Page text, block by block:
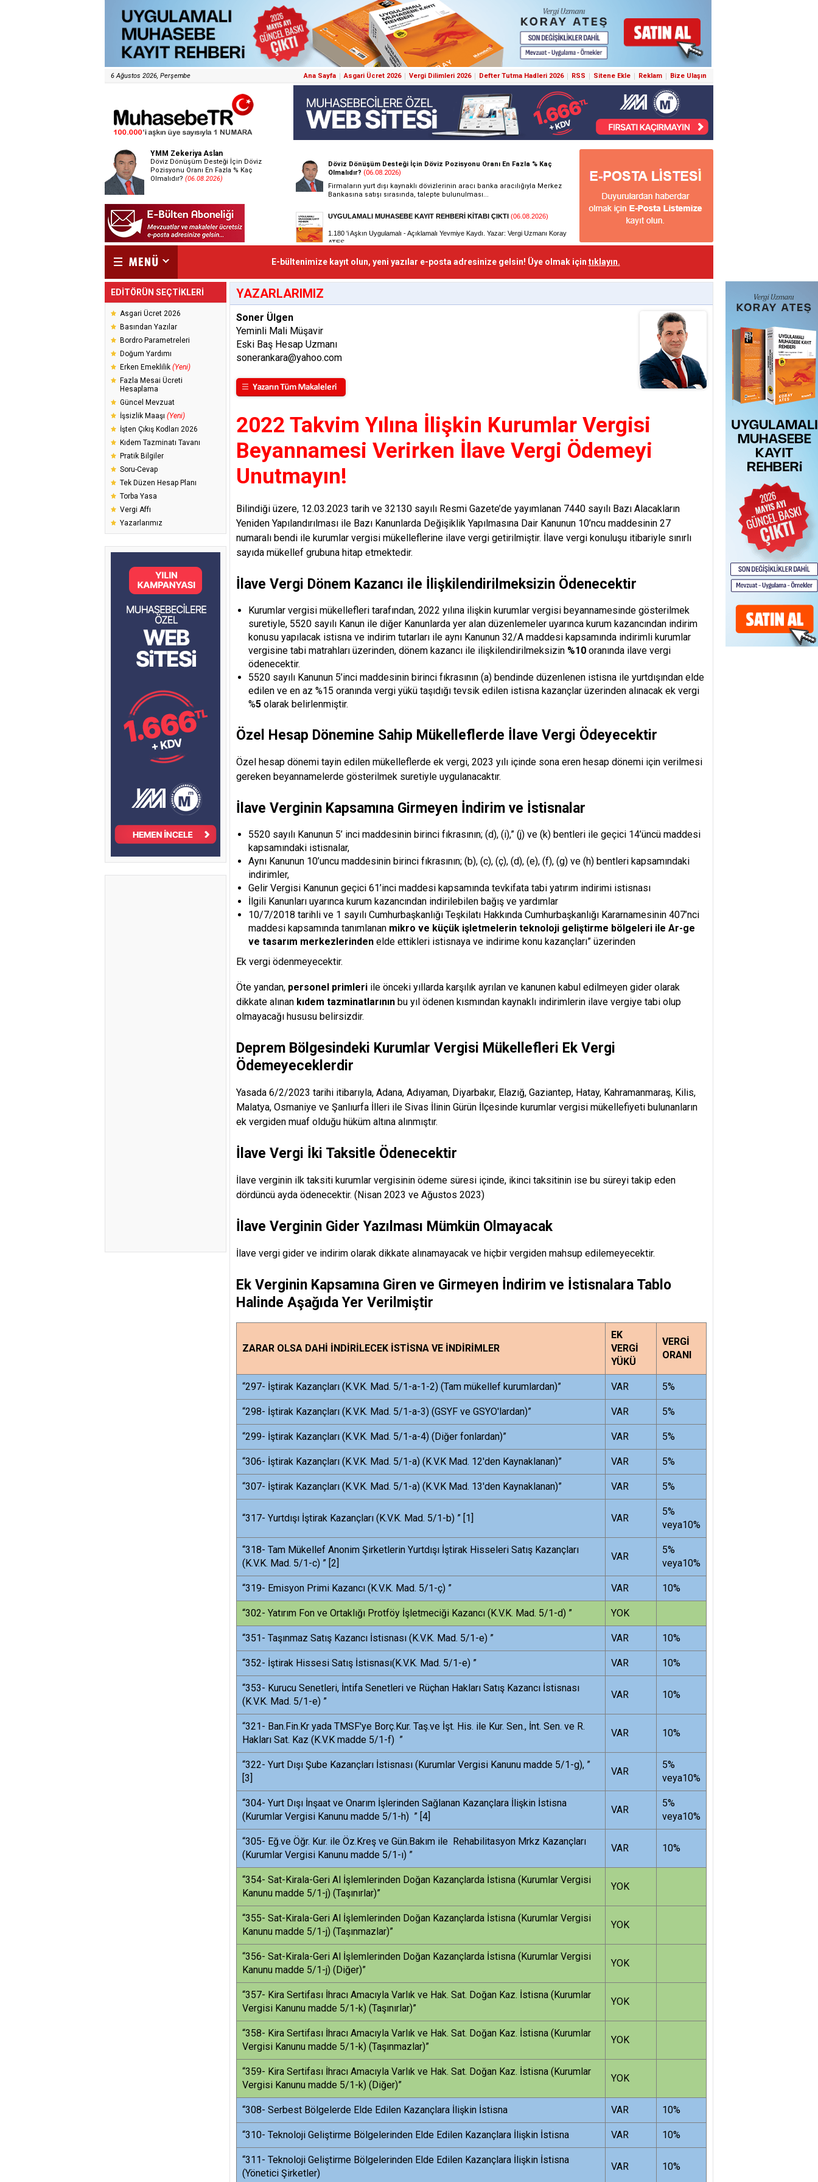
6 Ağustos 2026, Perşembe Ana Sayfa Asgari Ücret 2026 Vergi Dilimleri 2026 Defter Tutma Hadleri 2026 RSS Sitene Ekle Reklam Bize Ulaşın
YMM Zekeriya Aslan
Döviz Dönüşüm Desteği İçin Döviz
Pozisyonu Oranı En Fazla % Kaç
Olmalıdır? (06.08.2026)
E-bültenimize kayıt olun, yeni yazılar e-posta adresinize gelsin! Üye olmak için tıklayın.
EDİTÖRÜN SEÇTİKLERİ
Asgari Ücret 2026
Basından Yazılar
Bordro Parametreleri
Doğum Yardımı
Erken Emeklilik (Yeni)
Fazla Mesai Ücreti
Hesaplama
Güncel Mevzuat
İşsizlik Maaşı (Yeni)
İşten Çıkış Kodları 2026
Kıdem Tazminatı Tavanı
Pratik Bilgiler
Soru-Cevap
Tek Düzen Hesap Planı
Torba Yasa
Vergi Affı
Yazarlarımız
YAZARLARIMIZ
Soner Ülgen
Yeminli Mali Müşavir
Eski Baş Hesap Uzmanı
sonerankara@yahoo.com
2022 Takvim Yılına İlişkin Kurumlar Vergisi
Beyannamesi Verirken İlave Vergi Ödemeyi
Unutmayın!
Bilindiği üzere, 12.03.2023 tarih ve 32130 sayılı Resmi Gazete’de yayımlanan 7440 sayılı Bazı Alacakların
Yeniden Yapılandırılması ile Bazı Kanunlarda Değişiklik Yapılmasına Dair Kanunun 10’ncu maddesinin 27
numaralı bendi ile kurumlar vergisi mükelleflerine ilave vergi getirilmiştir. İlave vergi konuluşu itibariyle sınırlı
sayıda mükellef grubuna hitap etmektedir.
İlave Vergi Dönem Kazancı ile İlişkilendirilmeksizin Ödenecektir
Kurumlar vergisi mükellefleri tarafından, 2022 yılına ilişkin kurumlar vergisi beyannamesinde gösterilmek
suretiyle, 5520 sayılı Kanun ile diğer Kanunlarda yer alan düzenlemeler uyarınca kurum kazancından indirim
konusu yapılacak istisna ve indirim tutarları ile aynı Kanunun 32/A maddesi kapsamında indirimli kurumlar
vergisine tabi matrahları üzerinden, dönem kazancı ile ilişkilendirilmeksizin %10 oranında ilave vergi
ödenecektir.
5520 sayılı Kanunun 5’inci maddesinin birinci fıkrasının (a) bendinde düzenlenen istisna ile yurtdışından elde
edilen ve en az %15 oranında vergi yükü taşıdığı tevsik edilen istisna kazançlar üzerinden alınacak ek vergi
%5 olarak belirlenmiştir.
Özel Hesap Dönemine Sahip Mükelleflerde İlave Vergi Ödeyecektir
Özel hesap dönemi tayin edilen mükelleflerde ek vergi, 2023 yılı içinde sona eren hesap dönemi için verilmesi
gereken beyannamelerde gösterilmek suretiyle uygulanacaktır.
İlave Verginin Kapsamına Girmeyen İndirim ve İstisnalar
5520 sayılı Kanunun 5’ inci maddesinin birinci fıkrasının; (d), (i),” (j) ve (k) bentleri ile geçici 14’üncü maddesi
kapsamındaki istisnalar,
Aynı Kanunun 10’uncu maddesinin birinci fıkrasının; (b), (c), (ç), (d), (e), (f), (g) ve (h) bentleri kapsamındaki
indirimler,
Gelir Vergisi Kanunun geçici 61’inci maddesi kapsamında tevkifata tabi yatırım indirimi istisnası
İlgili Kanunları uyarınca kurum kazancından indirilebilen bağış ve yardımlar
10/7/2018 tarihli ve 1 sayılı Cumhurbaşkanlığı Teşkilatı Hakkında Cumhurbaşkanlığı Kararnamesinin 407’nci
maddesi kapsamında tanımlanan mikro ve küçük işletmelerin teknoloji geliştirme bölgeleri ile Ar-ge
ve tasarım merkezlerinden elde ettikleri istisnaya ve indirime konu kazançları” üzerinden
Ek vergi ödenmeyecektir.
Öte yandan, personel primleri ile önceki yıllarda karşılık ayrılan ve kanunen kabul edilmeyen gider olarak
dikkate alınan kıdem tazminatlarının bu yıl ödenen kısmından kaynaklı indirimlerin ilave vergiye tabi olup
olmayacağı hususu belirsizdir.
Deprem Bölgesindeki Kurumlar Vergisi Mükellefleri Ek Vergi
Ödemeyeceklerdir
Yasada 6/2/2023 tarihi itibarıyla, Adana, Adıyaman, Diyarbakır, Elazığ, Gaziantep, Hatay, Kahramanmaraş, Kilis,
Malatya, Osmaniye ve Şanlıurfa İlleri ile Sivas İlinin Gürün İlçesinde kurumlar vergisi mükellefiyeti bulunanların
ek vergiden muaf olduğu hüküm altına alınmıştır.
İlave Vergi İki Taksitle Ödenecektir
İlave verginin ilk taksiti kurumlar vergisinin ödeme süresi içinde, ikinci taksitinin ise bu süreyi takip eden
dördüncü ayda ödenecektir. (Nisan 2023 ve Ağustos 2023)
İlave Verginin Gider Yazılması Mümkün Olmayacak
İlave vergi gider ve indirim olarak dikkate alınamayacak ve hiçbir vergiden mahsup edilemeyecektir.
Ek Verginin Kapsamına Giren ve Girmeyen İndirim ve İstisnalara Tablo
Halinde Aşağıda Yer Verilmiştir
ZARAR OLSA DAHİ İNDİRİLECEK İSTİSNA VE İNDİRİMLER
EK
VERGİ
YÜKÜ
VERGİ
ORANI
“297- İştirak Kazançları (K.V.K. Mad. 5/1-a-1-2) (Tam mükellef kurumlardan)” VAR 5%
“298- İştirak Kazançları (K.V.K. Mad. 5/1-a-3) (GSYF ve GSYO'lardan)” VAR 5%
“299- İştirak Kazançları (K.V.K. Mad. 5/1-a-4) (Diğer fonlardan)” VAR 5%
“306- İştirak Kazançları (K.V.K. Mad. 5/1-a) (K.V.K Mad. 12'den Kaynaklanan)” VAR 5%
“307- İştirak Kazançları (K.V.K. Mad. 5/1-a) (K.V.K Mad. 13'den Kaynaklanan)” VAR 5%
“317- Yurtdışı İştirak Kazançları (K.V.K. Mad. 5/1-b) ” [1] VAR
5%
veya10%
“318- Tam Mükellef Anonim Şirketlerin Yurtdışı İştirak Hisseleri Satış Kazançları
(K.V.K. Mad. 5/1-c) ” [2]
VAR
5%
veya10%
“319- Emisyon Primi Kazancı (K.V.K. Mad. 5/1-ç) ” VAR 10%
“302- Yatırım Fon ve Ortaklığı Protföy İşletmeciği Kazancı (K.V.K. Mad. 5/1-d) ” YOK
“351- Taşınmaz Satış Kazancı İstisnası (K.V.K. Mad. 5/1-e) ” VAR 10%
“352- İştirak Hissesi Satış İstisnası(K.V.K. Mad. 5/1-e) ” VAR 10%
“353- Kurucu Senetleri, İntifa Senetleri ve Rüçhan Hakları Satış Kazancı İstisnası
(K.V.K. Mad. 5/1-e) ”
VAR 10%
“321- Ban.Fin.Kr yada TMSF'ye Borç.Kur. Taş.ve İşt. His. ile Kur. Sen., İnt. Sen. ve R.
Hakları Sat. Kaz (K.V.K madde 5/1-f) ”
VAR 10%
“322- Yurt Dışı Şube Kazançları İstisnası (Kurumlar Vergisi Kanunu madde 5/1-g), ”
[3]
VAR
5%
veya10%
“304- Yurt Dışı İnşaat ve Onarım İşlerinden Sağlanan Kazançlara İlişkin İstisna
(Kurumlar Vergisi Kanunu madde 5/1-h) ” [4]
VAR
5%
veya10%
“305- Eğ.ve Öğr. Kur. ile Öz.Kreş ve Gün.Bakım ile Rehabilitasyon Mrkz Kazançları
(Kurumlar Vergisi Kanunu madde 5/1-ı) ”
VAR 10%
“354- Sat-Kirala-Geri Al İşlemlerinden Doğan Kazançlarda İstisna (Kurumlar Vergisi
Kanunu madde 5/1-j) (Taşınırlar)”
YOK
“355- Sat-Kirala-Geri Al İşlemlerinden Doğan Kazançlarda İstisna (Kurumlar Vergisi
Kanunu madde 5/1-j) (Taşınmazlar)”
YOK
“356- Sat-Kirala-Geri Al İşlemlerinden Doğan Kazançlarda İstisna (Kurumlar Vergisi
Kanunu madde 5/1-j) (Diğer)”
YOK
“357- Kira Sertifası İhracı Amacıyla Varlık ve Hak. Sat. Doğan Kaz. İstisna (Kurumlar
Vergisi Kanunu madde 5/1-k) (Taşınırlar)”
YOK
“358- Kira Sertifası İhracı Amacıyla Varlık ve Hak. Sat. Doğan Kaz. İstisna (Kurumlar
Vergisi Kanunu madde 5/1-k) (Taşınmazlar)”
YOK
“359- Kira Sertifası İhracı Amacıyla Varlık ve Hak. Sat. Doğan Kaz. İstisna (Kurumlar
Vergisi Kanunu madde 5/1-k) (Diğer)”
YOK
“308- Serbest Bölgelerde Elde Edilen Kazançlara İlişkin İstisna VAR 10%
“310- Teknoloji Geliştirme Bölgelerinden Elde Edilen Kazançlara İlişkin İstisna VAR 10%
“311- Teknoloji Geliştirme Bölgelerinden Elde Edilen Kazançlara İlişkin İstisna
(Yönetici Şirketler)
VAR 10%